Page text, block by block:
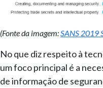
(Fonte da imagem: SANS 2019
No que diz respeito à
um foco principal é a
de informação de